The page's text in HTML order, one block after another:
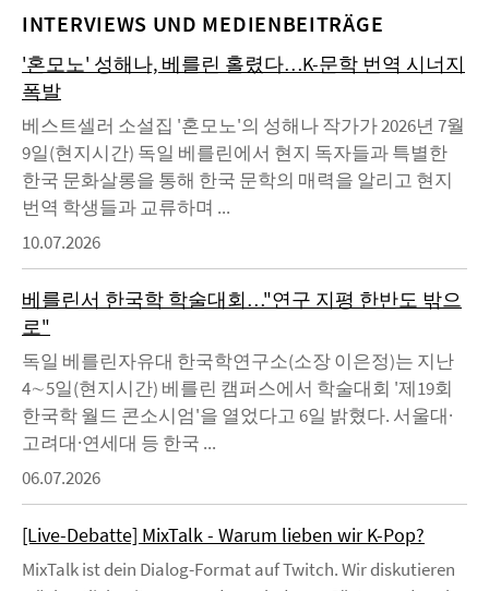
INTERVIEWS UND MEDIENBEITRÄGE
'혼모노' 성해나, 베를린 홀렸다…K-문학 번역 시너지
폭발
베스트셀러 소설집 '혼모노'의 성해나 작가가 2026년 7월
9일(현지시간) 독일 베를린에서 현지 독자들과 특별한
한국 문화살롱을 통해 한국 문학의 매력을 알리고 현지
번역 학생들과 교류하며 ...
10.07.2026
베를린서 한국학 학술대회…"연구 지평 한반도 밖으
로"
독일 베를린자유대 한국학연구소(소장 이은정)는 지난
4∼5일(현지시간) 베를린 캠퍼스에서 학술대회 '제19회
한국학 월드 콘소시엄'을 열었다고 6일 밝혔다. 서울대·
고려대·연세대 등 한국 ...
06.07.2026
[Live-Debatte] MixTalk - Warum lieben wir K-Pop?
MixTalk ist dein Dialog-Format auf Twitch. Wir diskutieren